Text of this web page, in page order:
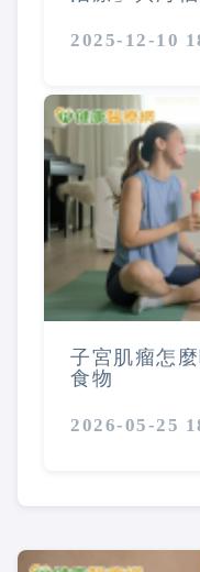
2025-12-10
子宮肌瘤怎
食物
2026-05-25